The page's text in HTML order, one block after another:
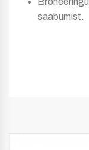
saabumist.